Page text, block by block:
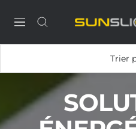
Navigation
Discover
charger,
power
bank,
portable
Trier